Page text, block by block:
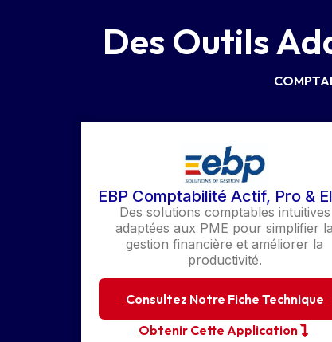
Des Outils
EBP Comptabilité Actif, Pro &
Des solutions comptables intuitives
adaptées aux PME pour simplifier la
gestion financière et améliorer la
productivité.
Consultez Notre Fiche Technique
Obtenir Cette Application